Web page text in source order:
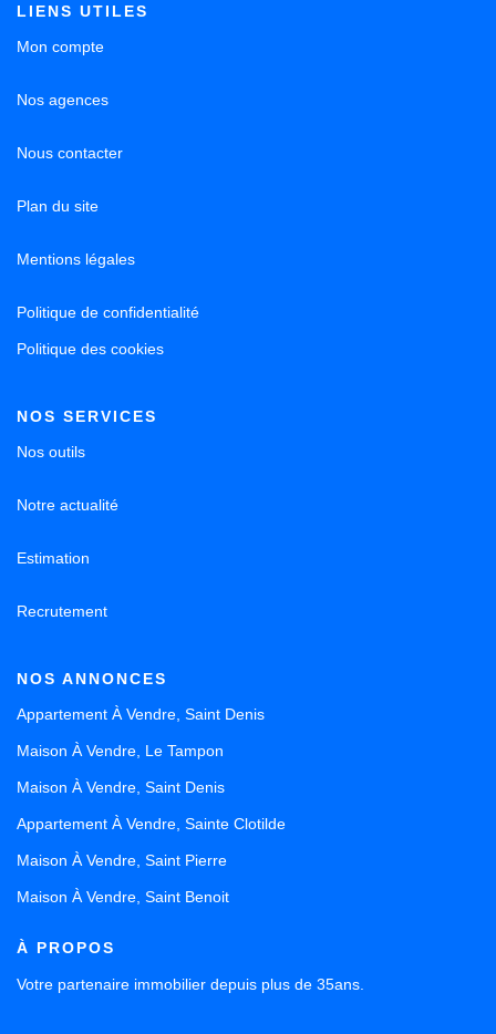
LIENS UTILES
Mon compte
Nos agences
Nous contacter
Plan du site
Mentions légales
Politique de confidentialité
Politique des cookies
NOS SERVICES
Nos outils
Notre actualité
Estimation
Recrutement
NOS ANNONCES
Appartement À Vendre, Saint Denis
Maison À Vendre, Le Tampon
Maison À Vendre, Saint Denis
Appartement À Vendre, Sainte Clotilde
Maison À Vendre, Saint Pierre
Maison À Vendre, Saint Benoit
À PROPOS
Votre partenaire immobilier depuis plus de 35ans.